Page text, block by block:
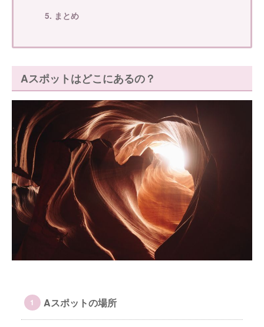
5. まとめ
Aスポットはどこにあるの？
Aスポットの場所